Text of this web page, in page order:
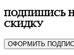
ПОДПИШИСЬ
СКИДКУ
ОФОРМИТЬ